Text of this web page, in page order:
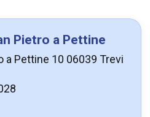
Pietro a Pettine
a Pettine 10 06039 Trevi